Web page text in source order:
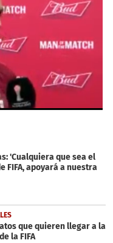
'Cualquiera que sea el
FIFA, apoyará a nuestra
que quieren llegar a la
la FIFA